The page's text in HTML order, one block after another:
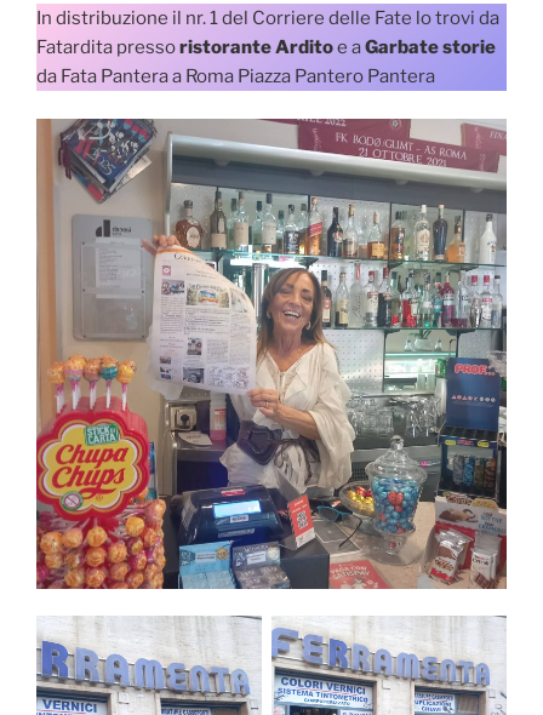
In distribuzione il nr. 1 del Corriere delle Fate lo trovi da
Fatardita pressoristorante Arditoe aGarbate storie
da Fata Pantera a Roma Piazza Pantero Pantera